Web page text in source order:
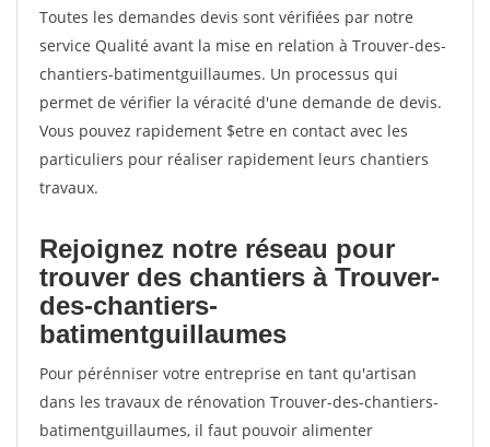
Toutes les demandes devis sont vérifiées par notre
service Qualité avant la mise en relation à Trouver-des-
chantiers-batimentguillaumes. Un processus qui
permet de vérifier la véracité d'une demande de devis.
Vous pouvez rapidement $etre en contact avec les
particuliers pour réaliser rapidement leurs chantiers
travaux.
Rejoignez notre réseau pour
trouver des chantiers à Trouver-
des-chantiers-
batimentguillaumes
Pour pérénniser votre entreprise en tant qu'artisan
dans les travaux de rénovation Trouver-des-chantiers-
batimentguillaumes, il faut pouvoir alimenter